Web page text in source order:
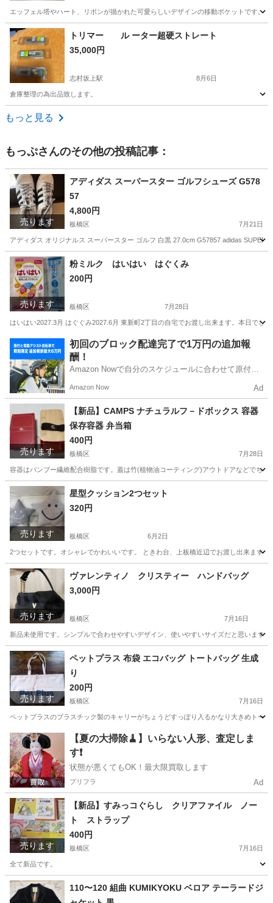
エッフェル塔やハート、リボンが描かれた可愛らしいデザインの移動ポケットです
東京 立川市 西立川駅
トリマー ル ーター超硬ストレート
35,000円
志村坂上駅 8月6日
倉庫整理の為出品致します。
東京 板橋区
もっと見る
もっぷさんのその他の投稿記事：
売ります
アディダス スーパースター ゴルフシューズ G578
57
4,800円
板橋区 7月21日
アディダス オリジナルス スーパースター ゴルフ 白黒 27.0cm G57857 adidas SUPER
東京 板橋区
売ります
粉ミルク はいはい はぐくみ
200円
板橋区 7月28日
はいはい2027.3月 はぐぐみ2027.6月 東新町2丁目の自宅でお渡し出来ます。本日でし
ベビー用品 はいはい
初回のブロック配達完了で1万円の追加報
酬！
Amazon Nowで自分のスケジュールに合わせて原付や
う！
Amazon Now Ad
売ります
【新品】CAMPS ナチュラルフ－ドボックス 容器
保存容器 弁当箱
400円
板橋区 7月28日
容器はバンブー繊維配合樹脂です。蓋は竹(植物油コーティング)アウトドアなどでち
東京 板橋区 その他
売ります
星型クッション2つセット
320円
板橋区 6月2日
2つセットです。オシャレでかわいいです。 ときわ台、上板橋近辺でお渡し出来ます。
東京 板橋区 その他 セット
売ります
ヴァレンティノ クリスティー ハンドバッグ
3,000円
板橋区 7月16日
新品未使用です。シンプルで合わせやすいデザイン、使いやすいサイズだと思います。
東京 板橋区 バッグ
売ります
ペットプラス 布袋 エコバッグ トートバッグ 生成
り
200円
板橋区 7月16日
ペットプラスのプラスチック製のキャリーがちょうどすっぽり入るかなり大きめトー
東京 板橋区 バッグ プラス
【夏の大掃除🧹】いらない人形、査定しま
す❗️
状態が悪くてもOK！最大限買取します
プリフラ Ad
売ります
【新品】すみっコぐらし クリアファイル ノー
ト ストラップ
400円
板橋区 7月16日
全て新品です。
東京 板橋区 すみっコぐらし
110〜120 組曲 KUMIKYOKU ベロア テーラードジ